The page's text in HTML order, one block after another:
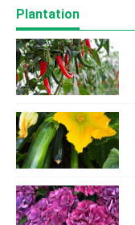
Plantation